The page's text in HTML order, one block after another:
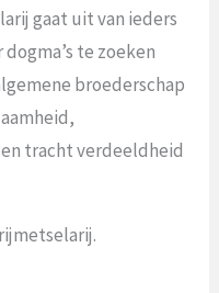
gaat uit van ieders
te zoeken
broederschap
tracht verdeeldheid